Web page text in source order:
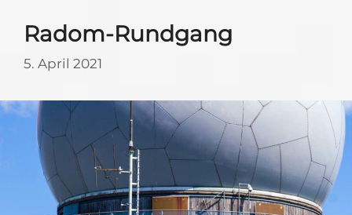
Radom-Rundgang
5. April 2021